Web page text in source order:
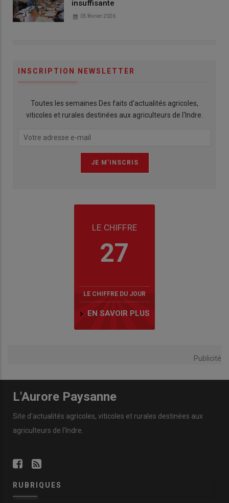
insuffisante
05 février 2026
INSCRIPTION NEWSLETTER
Toutes les semaines Des faits d'actualités agricoles,
viticoles et rurales destinées aux agriculteurs de l'Indre.
LE CHIFFRE
27
LE CHIFFRE DU JOUR
EN SAVOIR PLUS
Publicité
L'Aurore Paysanne
Site d'actualités agricoles, viticoles et rurales destinées aux
agriculteurs de l'Indre.
RUBRIQUES